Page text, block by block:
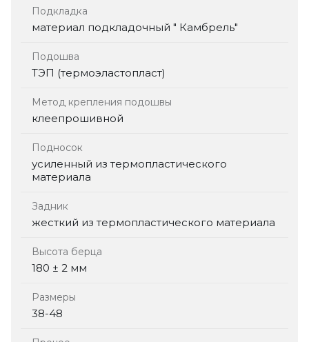
Подкладка
материал подкладочный " Камбрель"
Подошва
ТЭП (термоэластопласт)
Метод крепления подошвы
клеепрошивной
Подносок
усиленный из термопластического
материала
Задник
жесткий из термопластического материала
Высота берца
180 ± 2 мм
Размеры
38-48